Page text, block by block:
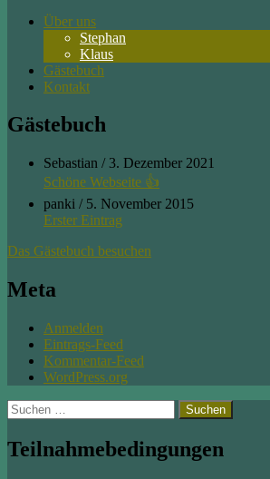
Über uns
Stephan
Klaus
Gästebuch
Kontakt
Gästebuch
Sebastian / 3. Dezember 2021
Schöne Webseite 👍
panki / 5. November 2015
Erster Eintrag
Das Gästebuch besuchen
Meta
Anmelden
Eintrags-Feed
Kommentar-Feed
WordPress.org
Suchen
nach:
Teilnahmebedingungen